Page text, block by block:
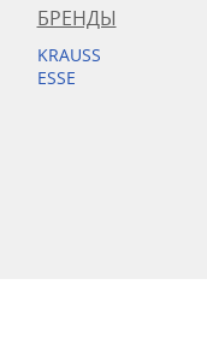
БРЕНДЫ
KRAUSS
ESSE